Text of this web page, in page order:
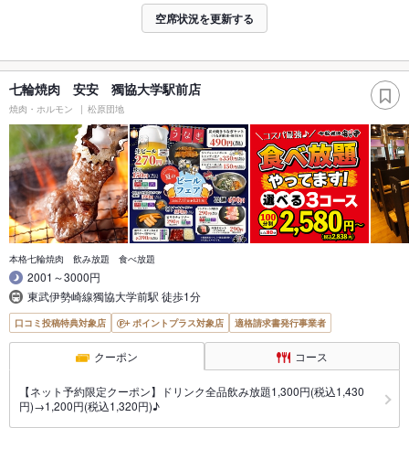
空席状況を更新する
七輪焼肉 安安 獨協大学駅前店
焼肉・ホルモン 松原団地
本格七輪焼肉 飲み放題 食べ放題
2001～3000円
東武伊勢崎線獨協大学前駅 徒歩1分
口コミ投稿特典対象店 ポイントプラス対象店 適格請求書発行事業者
クーポン コース
【ネット予約限定クーポン】ドリンク全品飲み放題1,300円(税込1,430
円)→1,200円(税込1,320円)♪